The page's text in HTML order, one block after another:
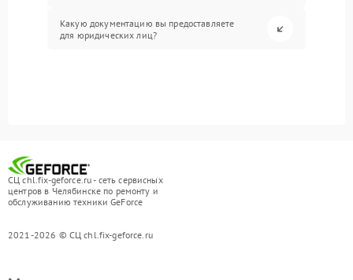
Какую документацию вы предоставляете
для юридических лиц?
СЦ chl.fix-geforce.ru - сеть сервисных
центров в Челябинске по ремонту и
обслуживанию техники GeForce
2021-2026 © СЦ chl.fix-geforce.ru